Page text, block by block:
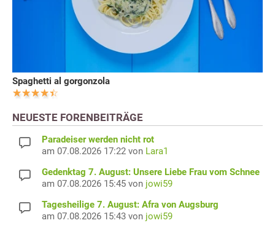
Spaghetti al gorgonzola
NEUESTE FORENBEITRÄGE
Paradeiser werden nicht rot
am 07.08.2026 17:22 von Lara1
Gedenktag 7. August: Unsere Liebe Frau vom Schnee
am 07.08.2026 15:45 von jowi59
Tagesheilige 7. August: Afra von Augsburg
am 07.08.2026 15:43 von jowi59